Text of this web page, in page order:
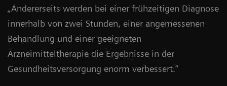
„Andererseits werden bei einer frühzeitigen Diagnose
innerhalb von zwei Stunden, einer angemessenen
Behandlung und einer geeigneten
Arzneimitteltherapie die Ergebnisse in der
Gesundheitsversorgung enorm verbessert.“